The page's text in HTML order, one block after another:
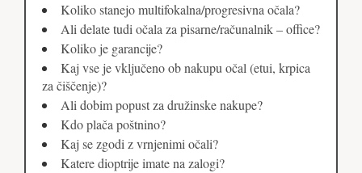
Koliko stanejo multifokalna/progresivna očala?
Ali delate tudi očala za pisarne/računalnik – office?
Koliko je garancije?
Kaj vse je vključeno ob nakupu očal (etui, krpica
za čiščenje)?
Ali dobim popust za družinske nakupe?
Kdo plača poštnino?
Kaj se zgodi z vrnjenimi očali?
Katere dioptrije imate na zalogi?